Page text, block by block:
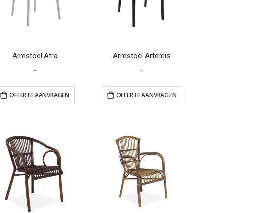
Armstoel Atra
-
OFFERTE AANVRAGEN
Armstoel Artemis
-
OFFERTE AANVRAGEN